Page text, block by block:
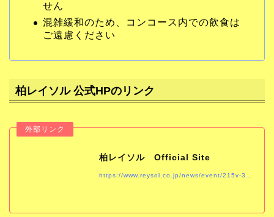
せん
混雑緩和のため、コンコース内での飲食は
ご遠慮ください
柏レイソル 公式HPのリンク
柏レイソル Official Site